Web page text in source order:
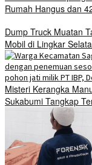
Rumah Hangus dan
Dump Truck Muatan
Mobil di Lingkar
Misteri Kerangka
Sukabumi Tangkap